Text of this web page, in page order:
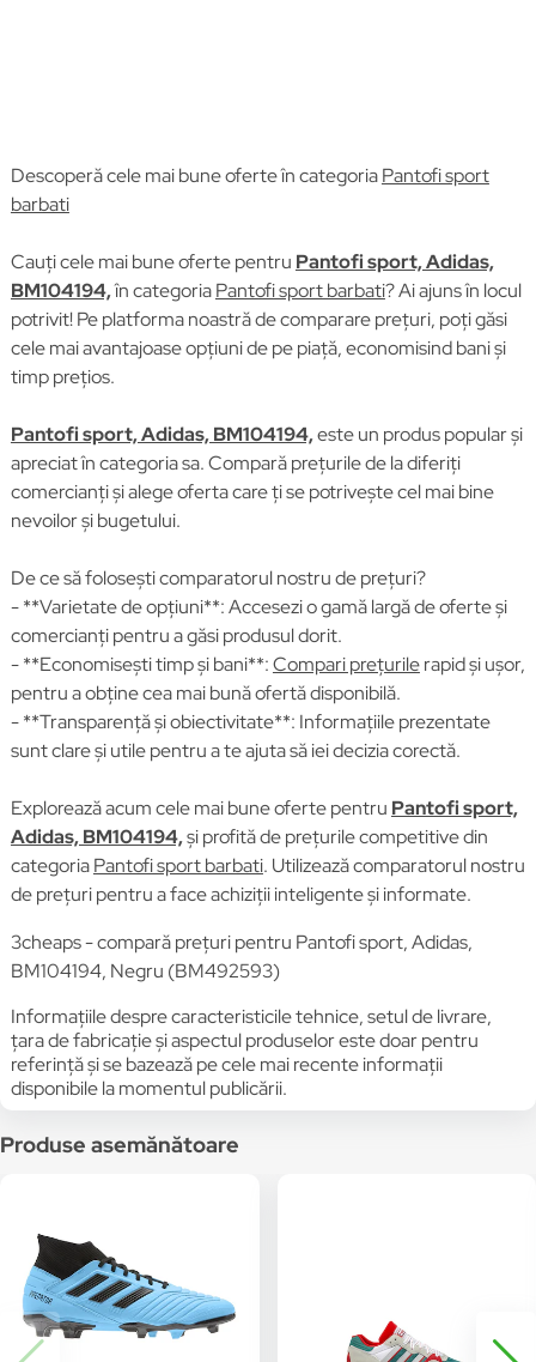
Descoperă cele mai bune oferte în categoriaPantofi sport
barbati
Cauți cele mai bune oferte pentru Pantofi sport, Adidas,
BM104194,în categoriaPantofi sport barbati? Ai ajuns în locul
potrivit! Pe platforma noastră de comparare prețuri, poți găsi
cele mai avantajoase opțiuni de pe piață, economisind bani și
timp prețios.
Pantofi sport, Adidas, BM104194,este un produs popular și
apreciat în categoria sa. Compară prețurile de la diferiți
comercianți și alege oferta care ți se potrivește cel mai bine
nevoilor și bugetului.
De ce să folosești comparatorul nostru de prețuri?
- **Varietate de opțiuni**: Accesezi o gamă largă de oferte și
comercianți pentru a găsi produsul dorit.
- **Economisești timp și bani**:Compari prețurilerapid și ușor,
pentru a obține cea mai bună ofertă disponibilă.
- **Transparență și obiectivitate**: Informațiile prezentate
sunt clare și utile pentru a te ajuta să iei decizia corectă.
Explorează acum cele mai bune oferte pentru Pantofi sport,
Adidas, BM104194,și profită de prețurile competitive din
categoriaPantofi sport barbati. Utilizează comparatorul nostru
de prețuri pentru a face achiziții inteligente și informate.
3cheaps - compară prețuri pentru Pantofi sport, Adidas,
BM104194, Negru (BM492593)
Informațiile despre caracteristicile tehnice, setul de livrare,
țara de fabricație și aspectul produselor este doar pentru
referință și se bazează pe cele mai recente informații
disponibile la momentul publicării.
Produse asemănătoare